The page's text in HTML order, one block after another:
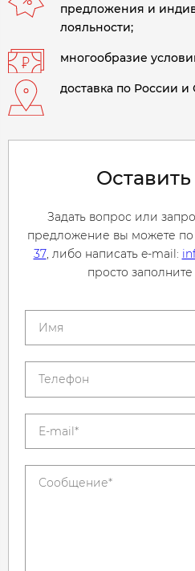
предложения и
лояльности;
многообразие
доставка по России и
Оставить
Задать вопрос или
предложение вы можете по
37, либо написать e-mail:
просто